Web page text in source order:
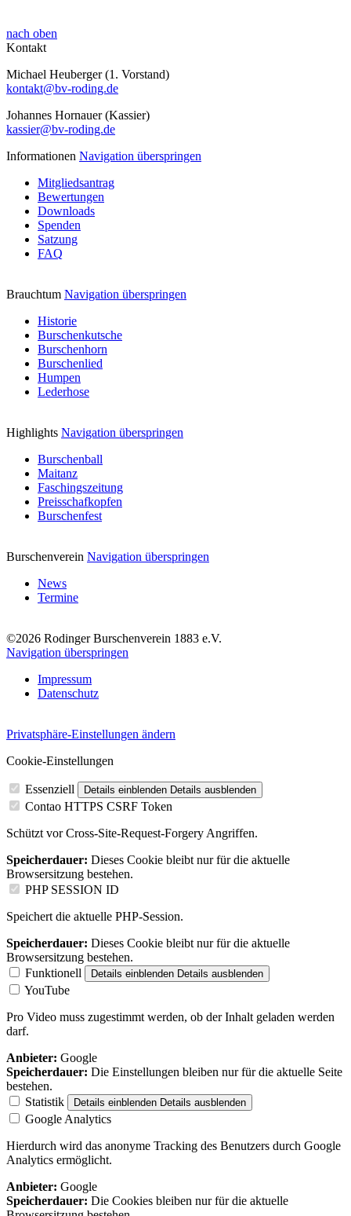
nach oben
Kontakt
Michael Heuberger (1. Vorstand)
kontakt@bv-roding.de
Johannes Hornauer (Kassier)
kassier@bv-roding.de
Informationen Navigation überspringen
Mitgliedsantrag
Bewertungen
Downloads
Spenden
Satzung
FAQ
Brauchtum Navigation überspringen
Historie
Burschenkutsche
Burschenhorn
Burschenlied
Humpen
Lederhose
Highlights Navigation überspringen
Burschenball
Maitanz
Faschingszeitung
Preisschafkopfen
Burschenfest
Burschenverein Navigation überspringen
News
Termine
©2026 Rodinger Burschenverein 1883 e.V.
Navigation überspringen
Impressum
Datenschutz
Privatsphäre-Einstellungen ändern
Cookie-Einstellungen
Essenziell Details einblenden Details ausblenden
Contao HTTPS CSRF Token
Schützt vor Cross-Site-Request-Forgery Angriffen.
Speicherdauer: Dieses Cookie bleibt nur für die aktuelle
Browsersitzung bestehen.
PHP SESSION ID
Speichert die aktuelle PHP-Session.
Speicherdauer: Dieses Cookie bleibt nur für die aktuelle
Browsersitzung bestehen.
Funktionell
Details einblenden Details ausblenden
YouTube
Pro Video muss zugestimmt werden, ob der Inhalt geladen werden
darf.
Anbieter: Google
Speicherdauer: Die Einstellungen bleiben nur für die aktuelle Seite
bestehen.
Statistik
Details einblenden Details ausblenden
Google Analytics
Hierdurch wird das anonyme Tracking des Benutzers durch Google
Analytics ermöglicht.
Anbieter: Google
Speicherdauer: Die Cookies bleiben nur für die aktuelle